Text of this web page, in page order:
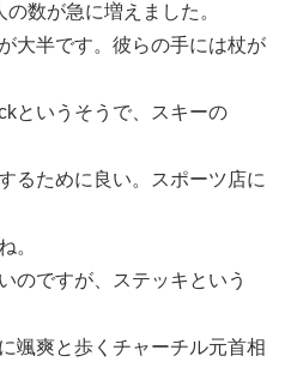
数が急に増えました。
大半です。彼らの手には杖が
というそうで、スキーの
るために良い。スポーツ店に
。
のですが、ステッキという
颯爽と歩くチャーチル元首相